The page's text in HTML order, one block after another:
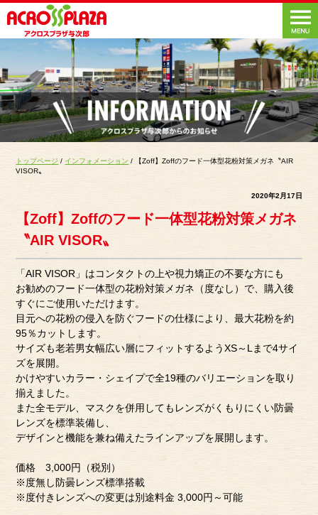
トップページ / インフォメーション / 【Zoff】Zoffのフード一体型花粉対策メガネ〝AIR
VISOR〟
2020年2月17日
【Zoff】Zoffのフード一体型花粉対策メガネ
〝AIR VISOR〟
「AIR VISOR」はコンタクトの上や視力矯正の不要な方にも
お勧めのフード一体型の花粉対策メガネ（度なし）で、購入後
すぐにご使用いただけます。
目元への花粉の侵入を防ぐフードの仕様により、最大花粉を約
95％カットします。
サイズも老若男女幅広い層にフィットするようXS～Lまで4サイ
ズを展開。
かけやすいカラー・シェイプで全19種のバリエーションを取り
揃えました。
また全モデル、マスクを併用してもレンズがくもりにくい防曇
レンズを標準装備し、
デザインと機能を兼ね備えたラインアップを展開します。
価格 3,000円（税別）
※度無し防曇レンズ標準搭載
※度付きレンズへの変更は別途料金 3,000円～可能